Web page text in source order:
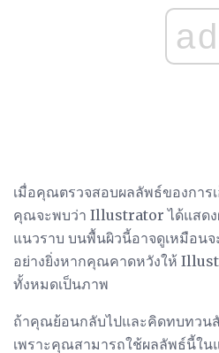
ad
เมื่อคุณตรวจสอบผลลัพธ์ของการ
คุณจะพบว่า Illustrator ได้แสดง
แนวราบ บนพื้นผิวนี้อาจดูเหมือนจ
อย่างยิ่งหากคุณคาดหวังให้
ทั้งหมดเป็นภาพ
ถ้าคุณย้อนกลับไปและคิดทบทวน
เพราะคุณสามารถใช้ผลลัพธ์นี้ใ